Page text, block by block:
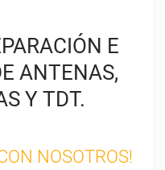
E
ANTENAS,
Y TDT.
NOSOTROS!